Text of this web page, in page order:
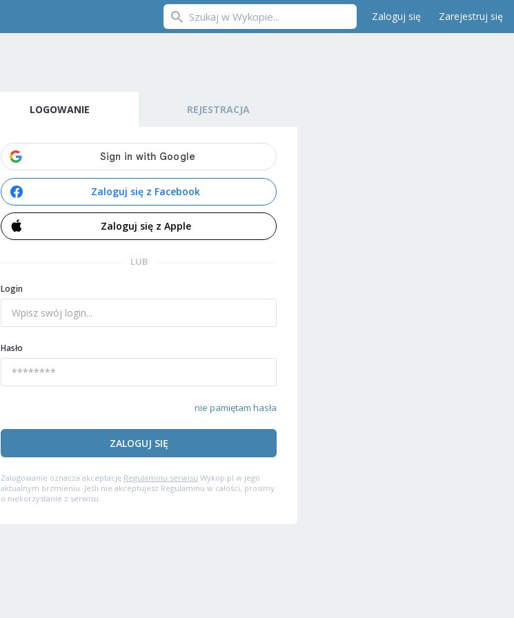
Zaloguj się Zarejestruj się
LOGOWANIE REJESTRACJA
Zaloguj się z Facebook
Zaloguj się z Apple
LUB
Login
Hasło
nie pamiętam hasła
ZALOGUJ SIĘ
Zalogowanie oznacza akceptację Regulaminu serwisu Wykop.pl w jego
aktualnym brzmieniu. Jeśli nie akceptujesz Regulaminu w całości, prosimy
o niekorzystanie z serwisu.